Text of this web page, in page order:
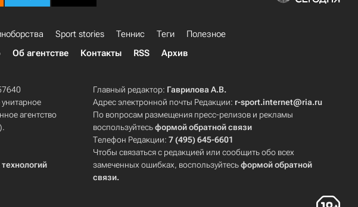
Sport stories Теннис Теги
Полезное
Об агентстве Контакты RSS Архив
агентство
Главный редактор: Гаврилова А.В.
Адрес электронной почты Редакции: r-sport.internet@ria.ru
По вопросам размещения пресс-релизов и рекламы
воспользуйтесьформой обратной связи
Телефон Редакции:7 (495) 645-6601
Чтобы связаться с редакцией или сообщить обо всех
замеченных ошибках, воспользуйтесьформой обратной
связи.